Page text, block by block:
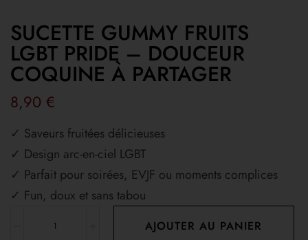
SUCETTE GUMMY FRUITS
LGBT PRIDE – DOUCEUR
COQUINE À PARTAGER
8,90 €
✓ Saveurs fruitées délicieuses
✓ Design arc-en-ciel LGBT
✓ Parfait pour soirées, EVJF ou moments complices
✓ Fun, doux et sans tabou
AJOUTER AU PANIER